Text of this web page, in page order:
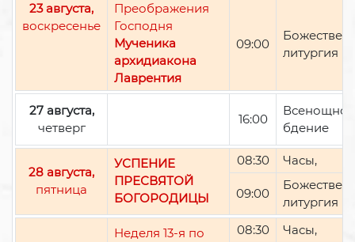
23 августа,
воскресенье
Преображения
Господня
Мученика
архидиакона
Лаврентия
09:00
литургия
27 августа,
четверг
16:00
Всенощное
бдение
28 августа,
пятница
УСПЕНИЕ
ПРЕСВЯТОЙ
БОГОРОДИЦЫ
08:30 Часы,
09:00
литургия
Неделя 13-я по
08:30 Часы,